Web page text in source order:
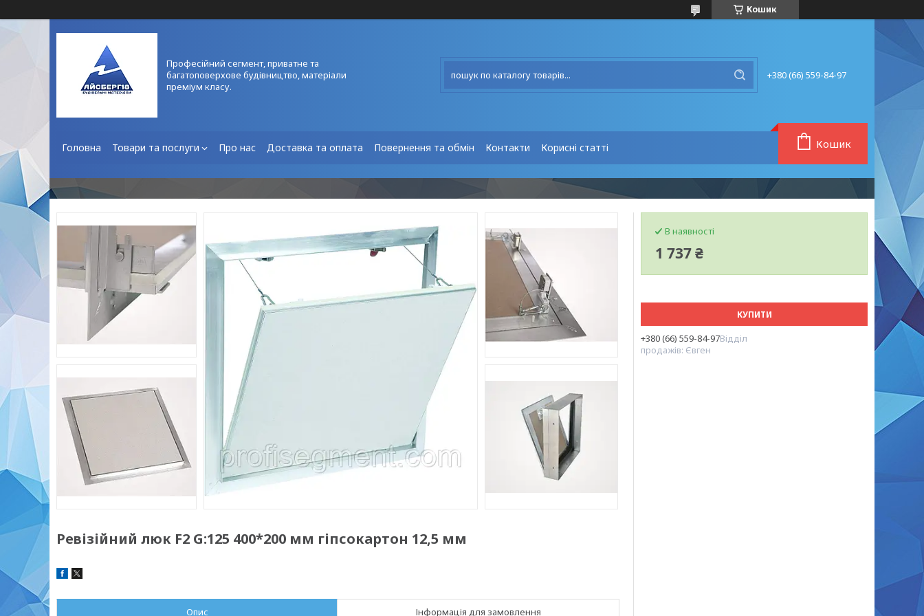
Кошик
Професійний сегмент, приватне та
багатоповерхове будівництво, матеріали
преміум класу.
+380 (66) 559-84-97
Головна Товари та послуги Про нас Доставка та оплата Повернення та обмін Контакти Корисні статті Кошик
Ревізійний люк F2 G:125 400*200 мм гіпсокартон 12,5 мм
Опис Інформація для замовлення
В наявності
1 737 ₴
КУПИТИ
+380 (66) 559-84-97Відділ
продажів: Євген